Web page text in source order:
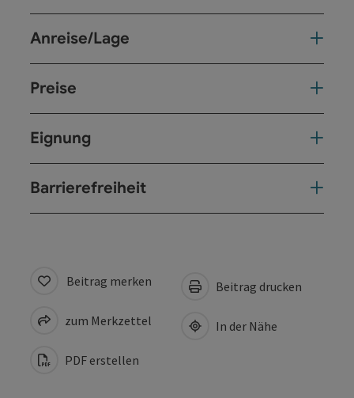
Anreise/Lage
Preise
Eignung
Barrierefreiheit
Beitrag merken
zum Merkzettel
PDF erstellen
Beitrag drucken
In der Nähe